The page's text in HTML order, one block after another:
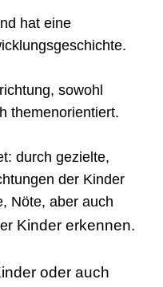
hat eine
sowohl
themenorientiert.
durch gezielte,
der Kinder
Nöte, aber auch
Kinder erkennen.
oder auch